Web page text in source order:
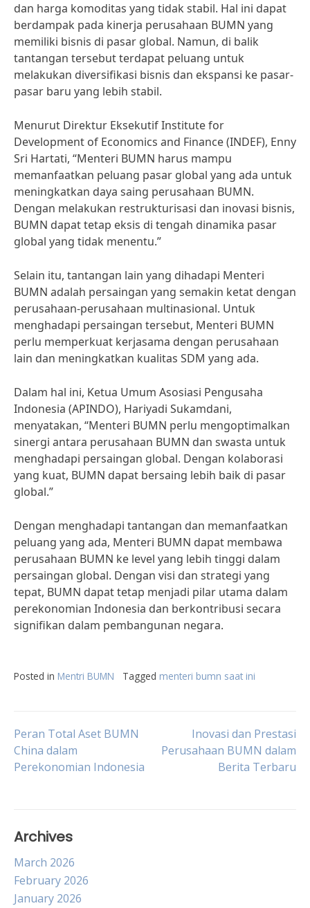
dan harga komoditas yang tidak stabil. Hal ini dapat
berdampak pada kinerja perusahaan BUMN yang
memiliki bisnis di pasar global. Namun, di balik
tantangan tersebut terdapat peluang untuk
melakukan diversifikasi bisnis dan ekspansi ke pasar-
pasar baru yang lebih stabil.
Menurut Direktur Eksekutif Institute for
Development of Economics and Finance (INDEF), Enny
Sri Hartati, “Menteri BUMN harus mampu
memanfaatkan peluang pasar global yang ada untuk
meningkatkan daya saing perusahaan BUMN.
Dengan melakukan restrukturisasi dan inovasi bisnis,
BUMN dapat tetap eksis di tengah dinamika pasar
global yang tidak menentu.”
Selain itu, tantangan lain yang dihadapi Menteri
BUMN adalah persaingan yang semakin ketat dengan
perusahaan-perusahaan multinasional. Untuk
menghadapi persaingan tersebut, Menteri BUMN
perlu memperkuat kerjasama dengan perusahaan
lain dan meningkatkan kualitas SDM yang ada.
Dalam hal ini, Ketua Umum Asosiasi Pengusaha
Indonesia (APINDO), Hariyadi Sukamdani,
menyatakan, “Menteri BUMN perlu mengoptimalkan
sinergi antara perusahaan BUMN dan swasta untuk
menghadapi persaingan global. Dengan kolaborasi
yang kuat, BUMN dapat bersaing lebih baik di pasar
global.”
Dengan menghadapi tantangan dan memanfaatkan
peluang yang ada, Menteri BUMN dapat membawa
perusahaan BUMN ke level yang lebih tinggi dalam
persaingan global. Dengan visi dan strategi yang
tepat, BUMN dapat tetap menjadi pilar utama dalam
perekonomian Indonesia dan berkontribusi secara
signifikan dalam pembangunan negara.
Posted in Mentri BUMN Tagged menteri bumn saat ini
Post
navigation
Peran Total Aset BUMN
China dalam
Perekonomian Indonesia
Inovasi dan Prestasi
Perusahaan BUMN dalam
Berita Terbaru
Archives
March 2026
February 2026
January 2026